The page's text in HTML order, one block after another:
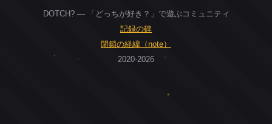
DOTCH? — 「どっちが好き？」で遊ぶコミュニティ
記録の碑
閉鎖の経緯（note）
2020-2026